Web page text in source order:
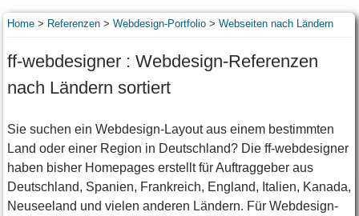
Home> Referenzen> Webdesign-Portfolio> Webseiten nach Ländern
ff-webdesigner : Webdesign-Referenzen
nach Ländern sortiert
Sie suchen ein Webdesign-Layout aus einem bestimmten
Land oder einer Region in Deutschland? Die ff-webdesigner
haben bisher Homepages erstellt für Auftraggeber aus
Deutschland, Spanien, Frankreich, England, Italien, Kanada,
Neuseeland und vielen anderen Ländern. Für Webdesign-